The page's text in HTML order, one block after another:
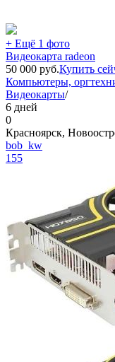
+ Ещё 1 фото
Видеокарта radeon
50 000 руб.Купить
Компьютеры,
Видеокарты/
6 дней
0
Красноярск,
bob_kw
155